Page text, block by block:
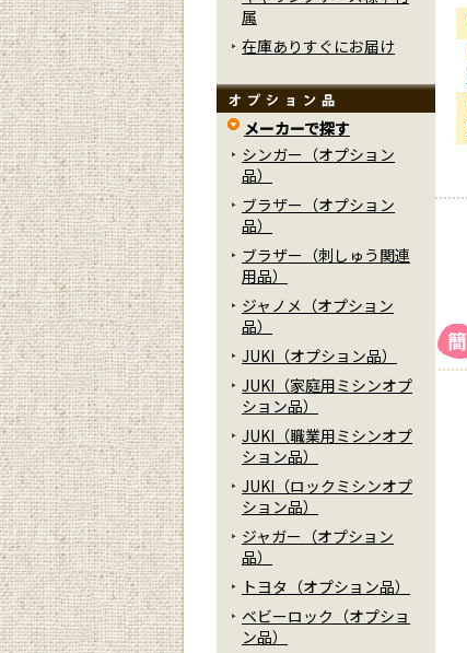
属
在庫ありすぐにお届け
メーカーで探す
シンガー（オプション
品）
ブラザー（オプション
品）
ブラザー（刺しゅう関連
用品）
ジャノメ（オプション
品）
JUKI（オプション品）
JUKI（家庭用ミシンオプ
ション品）
JUKI（職業用ミシンオプ
ション品）
JUKI（ロックミシンオプ
ション品）
ジャガー（オプション
品）
トヨタ（オプション品）
ベビーロック（オプショ
ン品）